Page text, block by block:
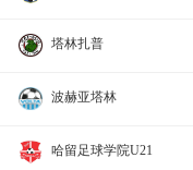
塔林扎普
波赫亚塔林
哈留足球学院U21